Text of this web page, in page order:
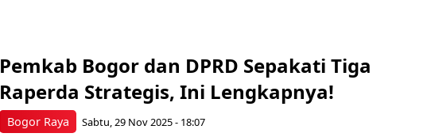
Bogor Raya
Pemkab Bogor dan DPRD Sepakati Tiga
Raperda Strategis, Ini Lengkapnya!
Sabtu, 29 Nov 2025 - 18:07